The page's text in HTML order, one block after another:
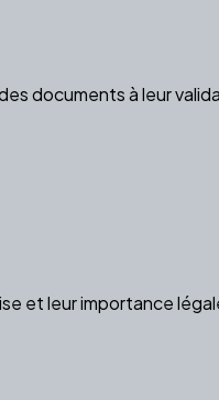
documents à leur
et leur importance